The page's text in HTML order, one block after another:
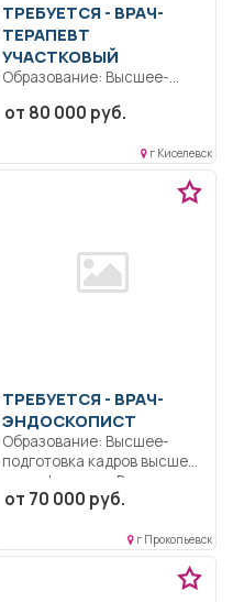
ТРЕБУЕТСЯ - ВРАЧ-
ТЕРАПЕВТ
УЧАСТКОВЫЙ
Образование: Высшее-
магистратура.
Выполнение должностных
от 80 000 руб.
г Киселевск
ТРЕБУЕТСЯ - ВРАЧ-
ЭНДОСКОПИСТ
Образование: Высшее-
подготовка кадров высшей
квалификации.. В
соответствии с
от 70 000 руб.
г Прокопьевск